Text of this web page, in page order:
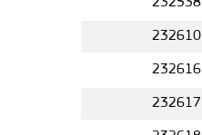
232610
232616
232617